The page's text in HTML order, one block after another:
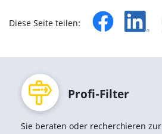
Diese Seite teilen:
Profi-Filter
Sie beraten oder recherchieren zur